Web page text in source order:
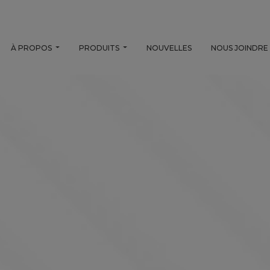
À PROPOS PRODUITS NOUVELLES NOUS JOINDRE